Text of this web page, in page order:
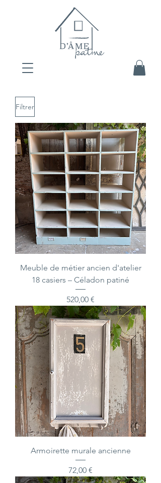
Filtrer
Meuble de métier ancien d'atelier
18 casiers – Céladon patiné
Prix
520,00 €
Armoirette murale ancienne
Prix
72,00 €